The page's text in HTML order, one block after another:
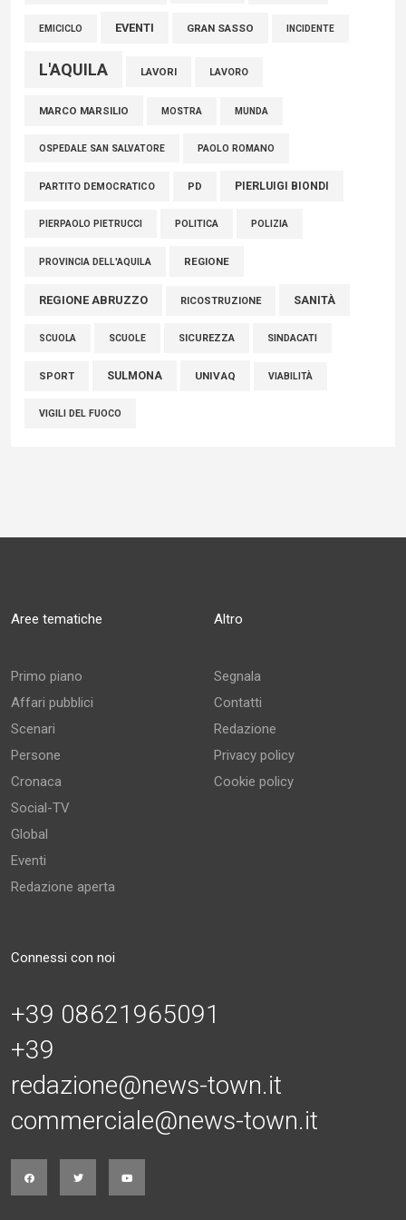
EMICICLO EVENTI GRAN SASSO INCIDENTE
L'AQUILA LAVORI LAVORO
MARCO MARSILIO MOSTRA MUNDA
OSPEDALE SAN SALVATORE PAOLO ROMANO
PARTITO DEMOCRATICO PD PIERLUIGI BIONDI
PIERPAOLO PIETRUCCI POLITICA POLIZIA
PROVINCIA DELL'AQUILA REGIONE
REGIONE ABRUZZO RICOSTRUZIONE SANITÀ
SCUOLA SCUOLE SICUREZZA SINDACATI
SPORT SULMONA UNIVAQ VIABILITÀ
VIGILI DEL FUOCO
Aree tematiche
Primo piano
Affari pubblici
Scenari
Persone
Cronaca
Social-TV
Global
Eventi
Redazione aperta
Altro
Segnala
Contatti
Redazione
Privacy policy
Cookie policy
Connessi con noi
+39 08621965091
+39
redazione@news-town.it
commerciale@news-town.it